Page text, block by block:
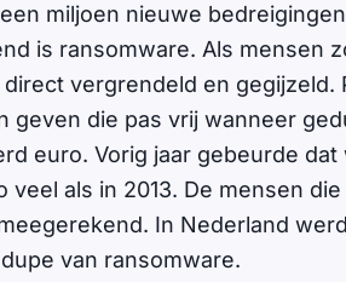
miljoen nieuwe
is ransomware. Als mensen
vergrendeld en gegijzeld.
geven die pas vrij wanneer
euro. Vorig jaar gebeurde
als in 2013. De mensen
In Nederland
van ransomware.